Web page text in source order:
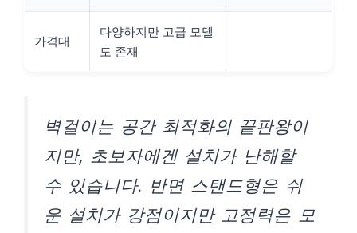
가격대
다양하지만 고급 모델
도 존재
벽걸이는 공간 최적화의 끝판왕이
지만, 초보자에겐 설치가 난해할
수 있습니다. 반면 스탠드형은 쉬
운 설치가 강점이지만 고정력은 모